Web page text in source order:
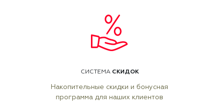
СИСТЕМА СКИДОК
Накопительные скидки и бонусная
программа для наших клиентов